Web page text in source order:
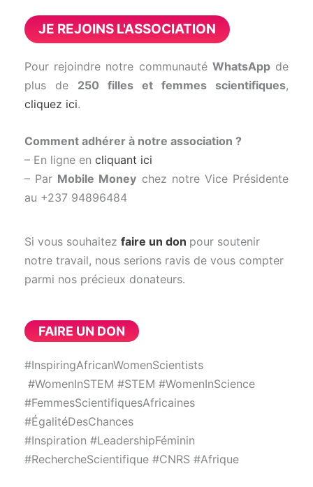
JE REJOINS L'ASSOCIATION
Pour rejoindre notre communautéWhatsApp de
plus de 250 filles et femmes scientifiques,
cliquez ici.
Comment adhérer à notre association ?
– En ligne en cliquant ici
– Par Mobile Money chez notre Vice Présidente
au +237 94896484
Si vous souhaitez faire un don pour soutenir
notre travail, nous serions ravis de vous compter
parmi nos précieux donateurs.
FAIRE UN DON
#InspiringAfricanWomenScientists
#WomenInSTEM #STEM #WomenInScience
#FemmesScientifiquesAfricaines
#ÉgalitéDesChances
#Inspiration #LeadershipFéminin
#RechercheScientifique #CNRS #Afrique